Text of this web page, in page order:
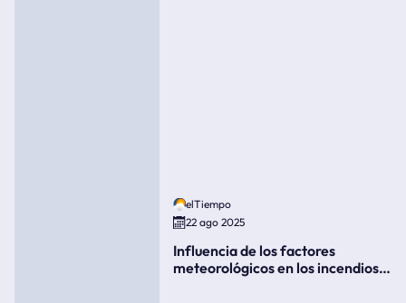
elTiempo
22 ago 2025
Influencia de los factores
meteorológicos en los incendios